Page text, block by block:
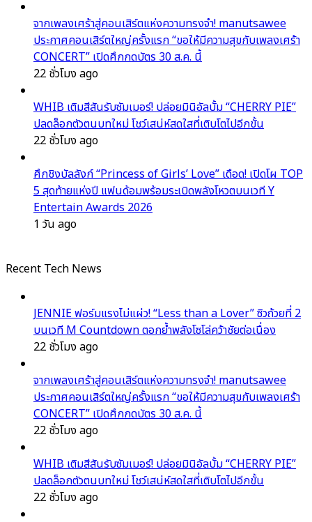
จากเพลงเศร้าสู่คอนเสิร์ตแห่งความทรงจำ! manutsawee
ประกาศคอนเสิร์ตใหญ่ครั้งแรก “ขอให้มีความสุขกับเพลงเศร้า
CONCERT” เปิดศึกกดบัตร 30 ส.ค. นี้
22 ชั่วโมง ago
WHIB เติมสีสันรับซัมเมอร์! ปล่อยมินิอัลบั้ม “CHERRY PIE”
ปลดล็อกตัวตนบทใหม่ โชว์เสน่ห์สดใสที่เติบโตไปอีกขั้น
22 ชั่วโมง ago
ศึกชิงบัลลังก์ “Princess of Girls’ Love” เดือด! เปิดโผ TOP
5 สุดท้ายแห่งปี แฟนด้อมพร้อมระเบิดพลังโหวตบนเวที Y
Entertain Awards 2026
1 วัน ago
Recent Tech News
JENNIE ฟอร์มแรงไม่แผ่ว! “Less than a Lover” ซิวถ้วยที่ 2
บนเวที M Countdown ตอกย้ำพลังโซโล่คว้าชัยต่อเนื่อง
22 ชั่วโมง ago
จากเพลงเศร้าสู่คอนเสิร์ตแห่งความทรงจำ! manutsawee
ประกาศคอนเสิร์ตใหญ่ครั้งแรก “ขอให้มีความสุขกับเพลงเศร้า
CONCERT” เปิดศึกกดบัตร 30 ส.ค. นี้
22 ชั่วโมง ago
WHIB เติมสีสันรับซัมเมอร์! ปล่อยมินิอัลบั้ม “CHERRY PIE”
ปลดล็อกตัวตนบทใหม่ โชว์เสน่ห์สดใสที่เติบโตไปอีกขั้น
22 ชั่วโมง ago